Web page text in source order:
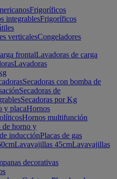
Frigoríficos
integrablesFrigoríficos
verticalesCongeladores
frontalLavadoras de carga
Lavadoras
Secadoras con bomba de
Secadoras de
Secadoras por Kg
y placaHornos
Hornos multifunción
de horno y
inducciónPlacas de gas
Lavavajillas 45cmLavavajillas
decorativas